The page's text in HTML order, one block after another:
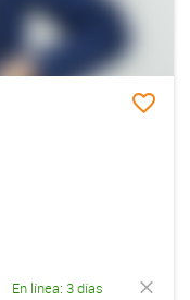
En línea: 3 días